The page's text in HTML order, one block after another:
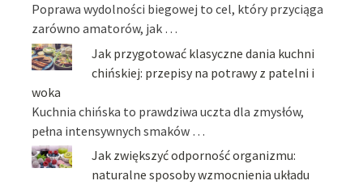
Poprawa wydolności biegowej to cel, który przyciąga
zarówno amatorów, jak …
Jak przygotować klasyczne dania kuchni
chińskiej: przepisy na potrawy z patelni i
woka
Kuchnia chińska to prawdziwa uczta dla zmysłów,
pełna intensywnych smaków …
Jak zwiększyć odporność organizmu:
naturalne sposoby wzmocnienia układu